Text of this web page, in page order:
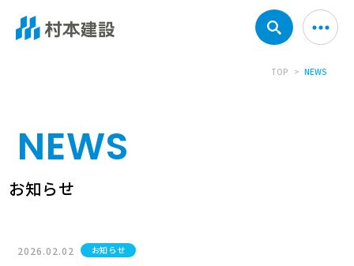
TOP NEWS
NEWS
お知らせ
2026.02.02 お知らせ